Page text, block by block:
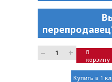
– +
В
корзину
Купить в 1